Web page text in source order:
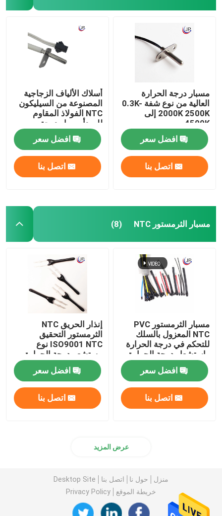
مسبار درجة الحرارة
العالية من نوع شفة 0.3K-
2000K 2500K إلى
4500K
افضل سعر
اتصل بنا
أسلاك الألياف الزجاجية
المصنوعة من السيليكون
NTC الفولاذ المقاوم
للصدأ مسبار درجة
الحرارة لطباخ التعريفي
والفرن الكهربائي
افضل سعر
اتصل بنا
مسبار الثرمستور NTC (8)
مسبار الثرمستور PVC
NTC المعزول بالسلك
للتحكم في درجة الحرارة
واستشعار درجة الحرارة
وتعويض درجة الحرارة
افضل سعر
اتصل بنا
إنذار الحريق NTC
الثرمستور التحقيق
ISO9001 NTC نوع
مستشعر درجة الحرارة
افضل سعر
اتصل بنا
عرض المزيد
منزل حول نا اتصل بنا
Desktop Site
خريطة الموقع
Privacy Policy